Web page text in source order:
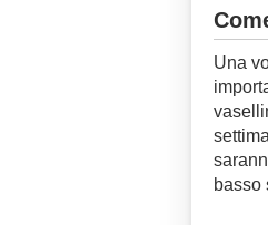
Una
basso